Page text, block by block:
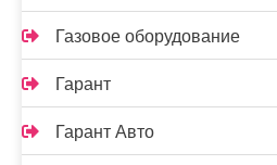
Газовое оборудование
Гарант
Гарант Авто